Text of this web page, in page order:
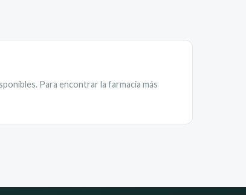
Para encontrar la farmacia más